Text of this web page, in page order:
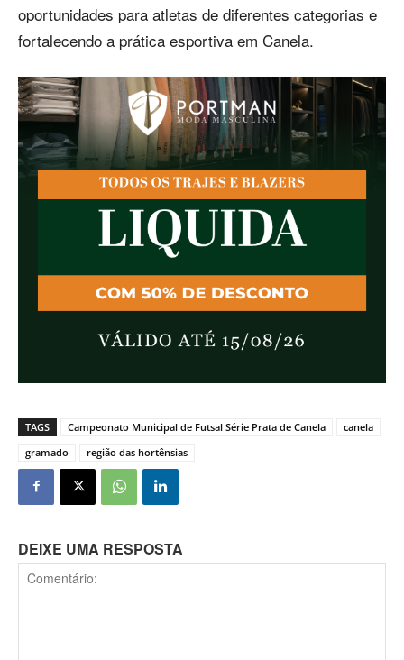
oportunidades para atletas de diferentes categorias e
fortalecendo a prática esportiva em Canela.
TAGS Campeonato Municipal de Futsal Série Prata de Canela
canela
gramado
região das hortênsias
DEIXE UMA RESPOSTA